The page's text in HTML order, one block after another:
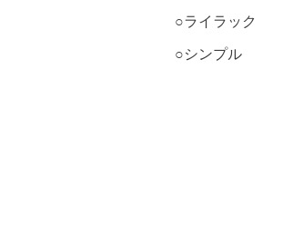
○ライラック
○シンプル